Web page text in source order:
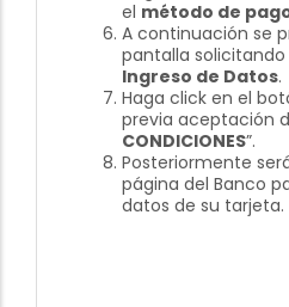
el método de
A continuación se
pantalla solicitando
Ingreso de Datos.
Haga click en el
previa aceptación
CONDICIONES”.
Posteriormente
página del Banco
datos de su tarjeta.